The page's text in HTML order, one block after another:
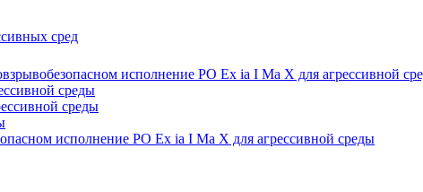
сред
исполнение РО Ех ia I Ма Х для агрессивной
среды
среды
исполнение РО Ех ia I Ма Х для агрессивной среды